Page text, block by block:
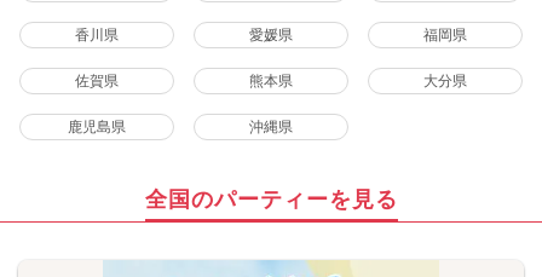
香川県 愛媛県 福岡県
佐賀県 熊本県 大分県
鹿児島県 沖縄県
全国のパーティーを見る